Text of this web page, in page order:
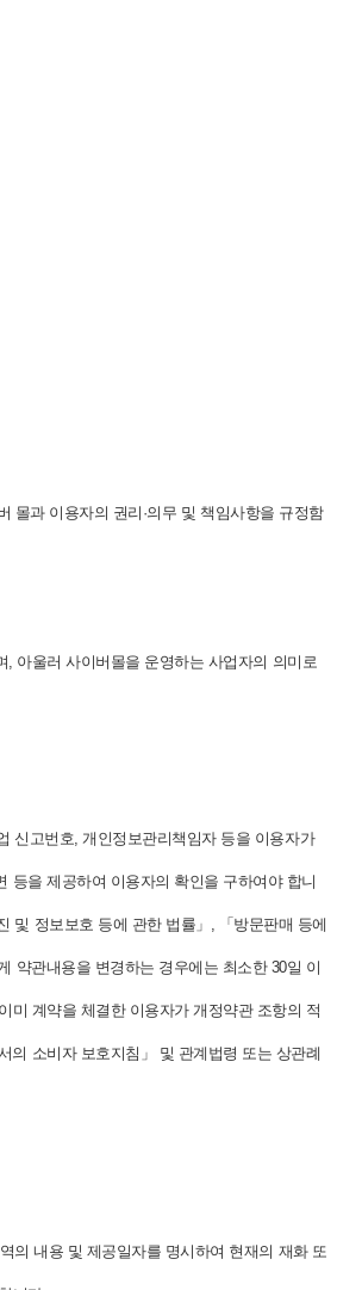
몰과 이용자의 권리·의무 및 책임사항을 규정함
아울러 사이버몰을 운영하는 사업자의 의미로
신고번호, 개인정보관리책임자 등을 이용자가
등을 제공하여 이용자의 확인을 구하여야 합니
및 정보보호 등에 관한 법률」, 「방문판매 등에
약관내용을 변경하는 경우에는 최소한 30일 이
미 계약을 체결한 이용자가 개정약관 조항의 적
의 소비자 보호지침」 및 관계법령 또는 상관례
의 내용 및 제공일자를 명시하여 현재의 재화 또